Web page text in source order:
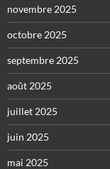
novembre 2025
octobre 2025
septembre 2025
août 2025
juillet 2025
juin 2025
mai 2025